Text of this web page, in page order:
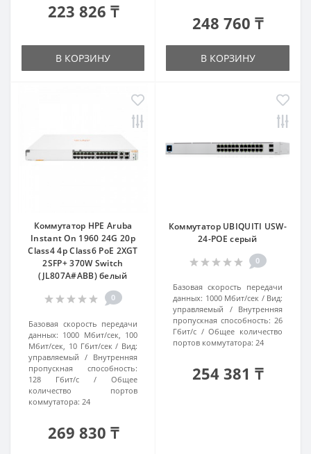
223 826 ₸
В КОРЗИНУ
248 760 ₸
В КОРЗИНУ
Коммутатор HPE Aruba
Instant On 1960 24G 20p
Class4 4p Class6 PoE 2XGT
2SFP+ 370W Switch
(JL807A#ABB) белый
0
Базовая скорость передачи
данных: 1000 Мбит/сек, 100
Мбит/сек, 10 Гбит/сек
Вид:
управляемый
Внутренняя
пропускная способность:
128 Гбит/с
Общее
количество портов
коммутатора: 24
269 830 ₸
Коммутатор UBIQUITI USW-
24-POE серый
0
Базовая скорость передачи
данных: 1000 Мбит/сек
Вид:
управляемый
Внутренняя
пропускная способность: 26
Гбит/с
Общее количество
портов коммутатора: 24
254 381 ₸